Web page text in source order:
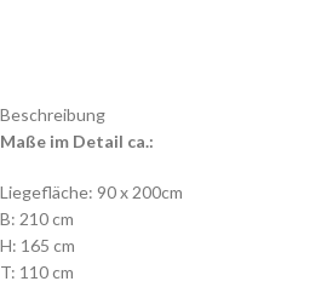
Beschreibung
Maße im Detail ca.:
Liegefläche: 90 x 200cm
B: 210 cm
H: 165 cm
T: 110 cm